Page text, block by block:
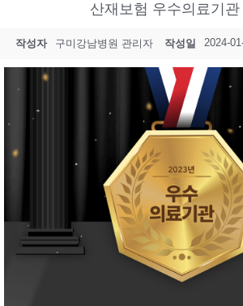
산재보험 우수의료기관
작성자 구미강남병원 관리자 작성일 2024-